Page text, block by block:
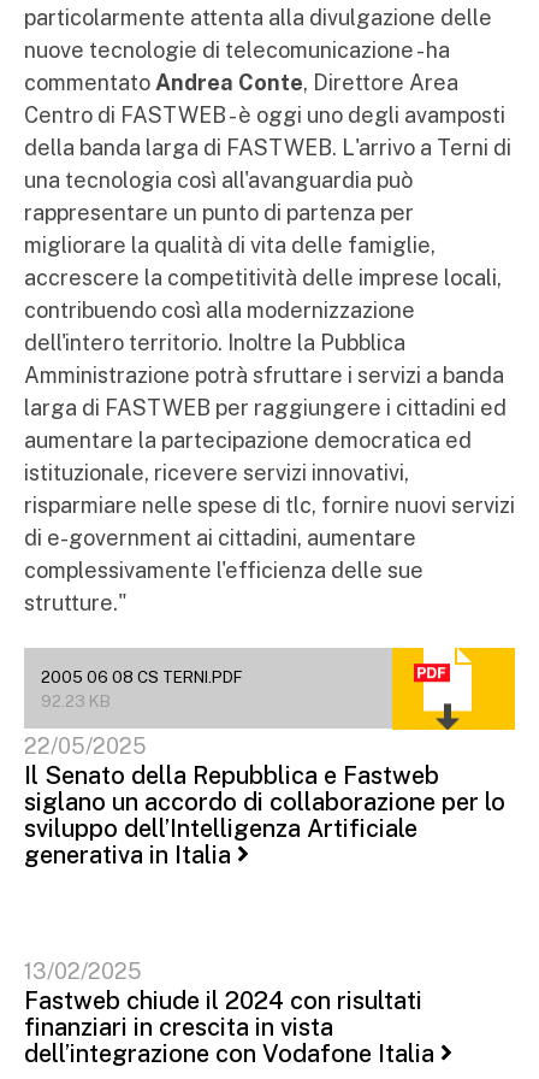
particolarmente attenta alla divulgazione delle
nuove tecnologie di telecomunicazione - ha
commentato Andrea Conte, Direttore Area
Centro di FASTWEB - è oggi uno degli avamposti
della banda larga di FASTWEB. L'arrivo a Terni di
una tecnologia così all'avanguardia può
rappresentare un punto di partenza per
migliorare la qualità di vita delle famiglie,
accrescere la competitività delle imprese locali,
contribuendo così alla modernizzazione
dell'intero territorio. Inoltre la Pubblica
Amministrazione potrà sfruttare i servizi a banda
larga di FASTWEB per raggiungere i cittadini ed
aumentare la partecipazione democratica ed
istituzionale, ricevere servizi innovativi,
risparmiare nelle spese di tlc, fornire nuovi servizi
di e-government ai cittadini, aumentare
complessivamente l'efficienza delle sue
strutture."
2005 06 08 CS TERNI.PDF
92.23 KB
22/05/2025
Il Senato della Repubblica e Fastweb
siglano un accordo di collaborazione per lo
sviluppo dell’Intelligenza Artificiale
generativa in Italia
13/02/2025
Fastweb chiude il 2024 con risultati
finanziari in crescita in vista
dell’integrazione con Vodafone Italia